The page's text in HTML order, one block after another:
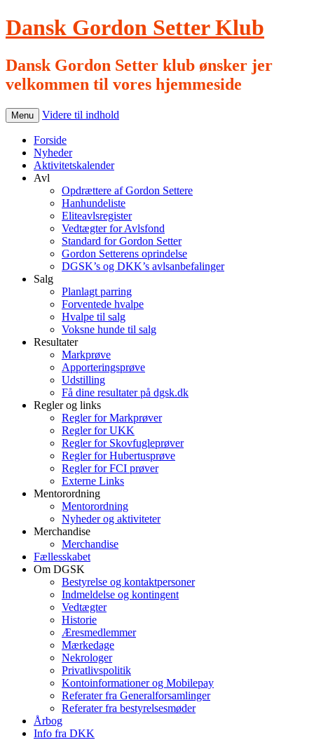
Dansk Gordon Setter Klub
Dansk Gordon Setter klub ønsker jer
velkommen til vores hjemmeside
Menu Videre til indhold
Forside
Nyheder
Aktivitetskalender
Avl
Opdrættere af Gordon Settere
Hanhundeliste
Eliteavlsregister
Vedtægter for Avlsfond
Standard for Gordon Setter
Gordon Setterens oprindelse
DGSK’s og DKK’s avlsanbefalinger
Salg
Planlagt parring
Forventede hvalpe
Hvalpe til salg
Voksne hunde til salg
Resultater
Markprøve
Apporteringsprøve
Udstilling
Få dine resultater på dgsk.dk
Regler og links
Regler for Markprøver
Regler for UKK
Regler for Skovfugleprøver
Regler for Hubertusprøve
Regler for FCI prøver
Externe Links
Mentorordning
Mentorordning
Nyheder og aktiviteter
Merchandise
Merchandise
Fællesskabet
Om DGSK
Bestyrelse og kontaktpersoner
Indmeldelse og kontingent
Vedtægter
Historie
Æresmedlemmer
Mærkedage
Nekrologer
Privatlivspolitik
Kontoinformationer og Mobilepay
Referater fra Generalforsamlinger
Referater fra bestyrelsesmøder
Årbog
Info fra DKK